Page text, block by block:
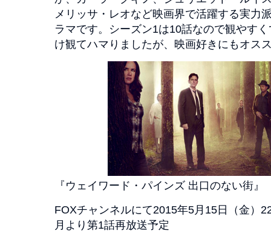
メリッサ・レオなど映画界で活躍する実力
ラマです。シーズン1は10話なので観やす
け観てハマりましたが、映画好きにもオス
『ウェイワード・パインズ 出口のない街』
FOXチャンネルにて2015年5月15日（金）
月より第1話再放送予定